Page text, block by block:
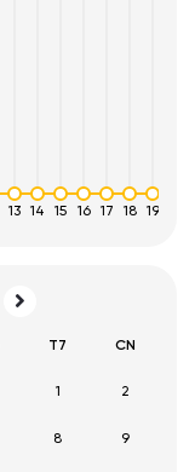
13 14 15 16 17 18 19
T7 CN
1 2
8 9